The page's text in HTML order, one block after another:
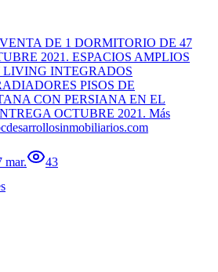
DE 1 DORMITORIO DE 47
2021. ESPACIOS AMPLIOS
LIVING INTEGRADOS
PISOS DE
CON PERSIANA EN EL
OCTUBRE 2021. Más
mar. 43